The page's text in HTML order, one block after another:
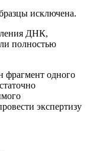
исключена.
ДНК,
полностью
фрагмент одного
экспертизу